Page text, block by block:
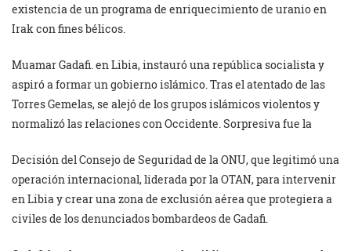
existencia de un programa de enriquecimiento de uranio en
Irak con fines bélicos.
Muamar Gadafi. en Libia, instauró una república socialista y
aspiró a formar un gobierno islámico. Tras el atentado de las
Torres Gemelas, se alejó de los grupos islámicos violentos y
normalizó las relaciones con Occidente. Sorpresiva fue la
Decisión del Consejo de Seguridad de la ONU, que legitimó una
operación internacional, liderada por la OTAN, para intervenir
en Libia y crear una zona de exclusión aérea que protegiera a
civiles de los denunciados bombardeos de Gadafi.